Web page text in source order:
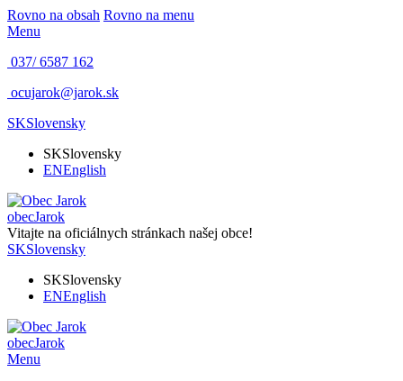
Rovno na obsah Rovno na menu
Menu
037/ 6587 162
ocujarok@jarok.sk
SKSlovensky
SKSlovensky
ENEnglish
obecJarok
Vitajte na oficiálnych stránkach našej obce!
SKSlovensky
SKSlovensky
ENEnglish
obecJarok
Menu